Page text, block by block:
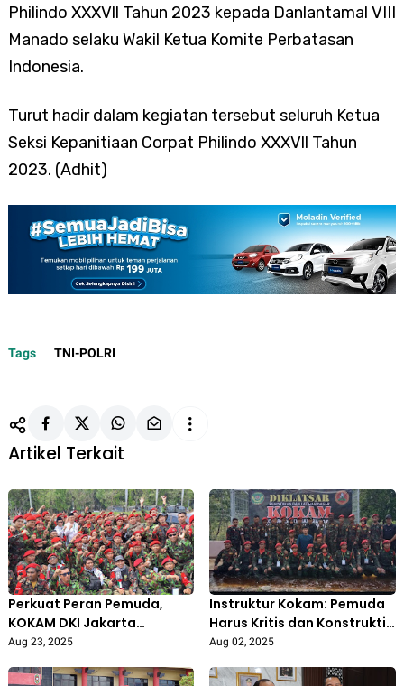
Philindo XXXVll Tahun 2023 kepada Danlantamal VIII
Manado selaku Wakil Ketua Komite Perbatasan
Indonesia.
Turut hadir dalam kegiatan tersebut seluruh Ketua
Seksi Kepanitiaan Corpat Philindo XXXVll Tahun
2023. (Adhit)
Tags TNI-POLRI
Artikel Terkait
Perkuat Peran Pemuda,
KOKAM DKI Jakarta
Nyatakan Dukungan Penuh
Aug 23, 2025
Instruktur Kokam: Pemuda
Harus Kritis dan Konstruktif
dalam Bangun Bangsa
Aug 02, 2025